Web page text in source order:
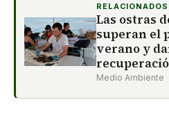
RELACIONADOS
Las ostras
superan el
verano y
Medio Ambiente